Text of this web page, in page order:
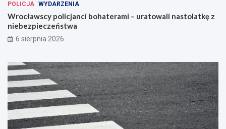
POLICJA WYDARZENIA
Wrocławscy policjanci bohaterami – uratowali nastolatkę z
niebezpieczeństwa
6 sierpnia 2026